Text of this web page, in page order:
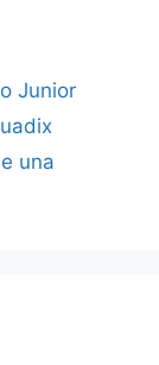
Junior
una